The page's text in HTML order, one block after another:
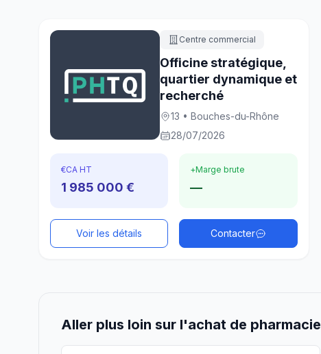
Centre commercial
Officine stratégique,
quartier dynamique et
recherché
13 • Bouches-du-Rhône
28/07/2026
€CA HT
1 985 000 €
+Marge brute
—
Voir les détails Contacter
Aller plus loin sur l'achat de pharmacie